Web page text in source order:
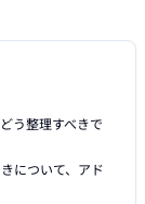
う整理すべきで
について、アド